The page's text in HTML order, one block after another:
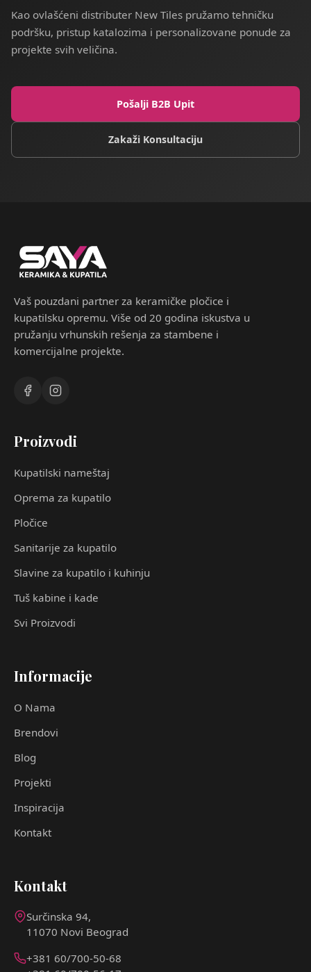
Kao ovlašćeni distributer New Tiles pružamo tehničku
podršku, pristup katalozima i personalizovane ponude za
projekte svih veličina.
Pošalji B2B Upit
Zakaži Konsultaciju
Vaš pouzdani partner za keramičke pločice i
kupatilsku opremu. Više od 20 godina iskustva u
pružanju vrhunskih rešenja za stambene i
komercijalne projekte.
Proizvodi
Kupatilski nameštaj
Oprema za kupatilo
Pločice
Sanitarije za kupatilo
Slavine za kupatilo i kuhinju
Tuš kabine i kade
Svi Proizvodi
Informacije
O Nama
Brendovi
Blog
Projekti
Inspiracija
Kontakt
Kontakt
Surčinska 94,
11070 Novi Beograd
+381 60/700-50-68